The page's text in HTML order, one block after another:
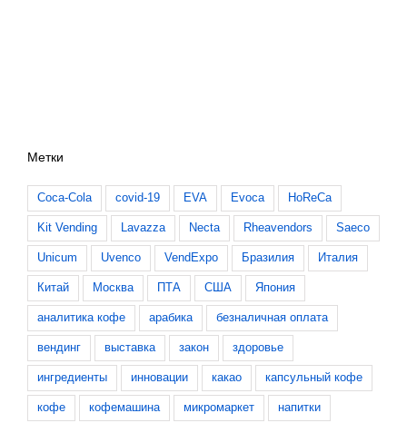
Метки
Coca-Cola covid-19 EVA Evoca HoReCa
Kit Vending Lavazza Necta Rheavendors Saeco
Unicum Uvenco VendExpo Бразилия Италия
Китай Москва ПТА США Япония
аналитика кофе арабика безналичная оплата
вендинг выставка закон здоровье
ингредиенты инновации какао капсульный кофе
кофе кофемашина микромаркет напитки